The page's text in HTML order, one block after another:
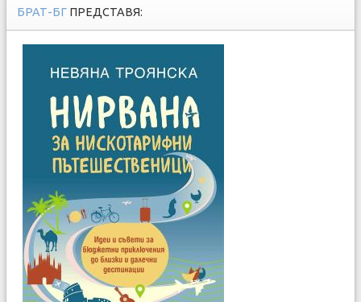
БРАТ-БГ ПРЕДСТАВЯ: